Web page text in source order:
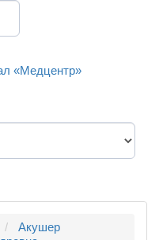
Акушер